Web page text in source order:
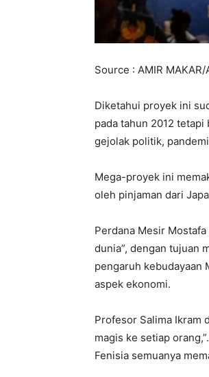
Source : AMIR
Diketahui proyek ini
pada tahun 2012
gejolak politik,
Mega-proyek ini
oleh pinjaman dari
Perdana Mesir
dunia”, dengan tujuan
pengaruh kebudayaan
aspek ekonomi.
Profesor Salima Ikram
magis ke setiap
Fenisia semuanya